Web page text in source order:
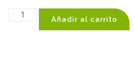
Añadir al carrito